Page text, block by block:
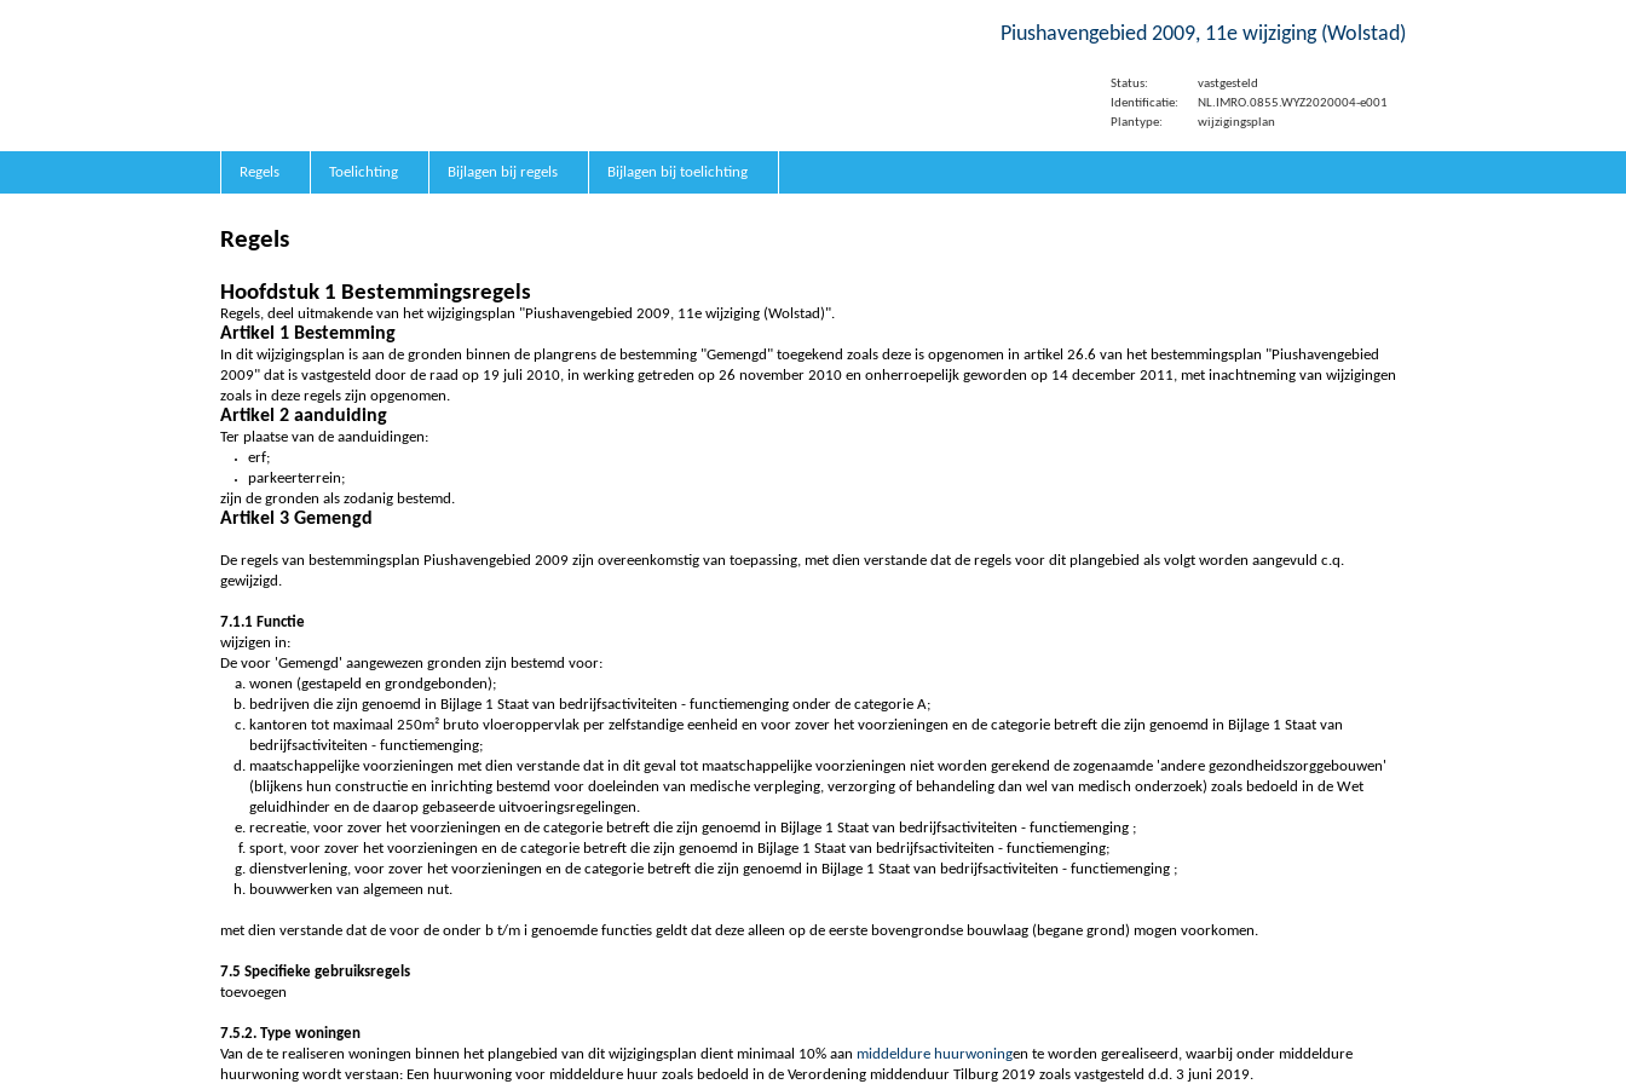
Piushavengebied 2009, 11e wijziging (Wolstad)
Status:
vastgesteld
Identificatie:
NL.IMRO.0855.WYZ2020004-e001
Plantype:
wijzigingsplan
Regels Toelichting Bijlagen bij regels Bijlagen bij toelichting
Regels
Hoofdstuk 1 Bestemmingsregels
Regels, deel uitmakende van het wijzigingsplan "Piushavengebied 2009, 11e wijziging (Wolstad)".
Artikel 1 Bestemming
In dit wijzigingsplan is aan de gronden binnen de plangrens de bestemming "Gemengd" toegekend zoals deze is opgenomen in artikel 26.6 van het bestemmingsplan "Piushavengebied
2009" dat is vastgesteld door de raad op 19 juli 2010, in werking getreden op 26 november 2010 en onherroepelijk geworden op 14 december 2011, met inachtneming van wijzigingen
zoals in deze regels zijn opgenomen.
Artikel 2 aanduiding
Ter plaatse van de aanduidingen:
erf;
parkeerterrein;
zijn de gronden als zodanig bestemd.
Artikel 3 Gemengd
De regels van bestemmingsplan Piushavengebied 2009 zijn overeenkomstig van toepassing, met dien verstande dat de regels voor dit plangebied als volgt worden aangevuld c.q.
gewijzigd.
7.1.1 Functie
wijzigen in:
De voor 'Gemengd' aangewezen gronden zijn bestemd voor:
wonen (gestapeld en grondgebonden);
bedrijven die zijn genoemd in Bijlage 1 Staat van bedrijfsactiviteiten - functiemenging onder de categorie A;
kantoren tot maximaal 250m² bruto vloeroppervlak per zelfstandige eenheid en voor zover het voorzieningen en de categorie betreft die zijn genoemd in Bijlage 1 Staat van
bedrijfsactiviteiten - functiemenging;
maatschappelijke voorzieningen met dien verstande dat in dit geval tot maatschappelijke voorzieningen niet worden gerekend de zogenaamde 'andere gezondheidszorggebouwen'
(blijkens hun constructie en inrichting bestemd voor doeleinden van medische verpleging, verzorging of behandeling dan wel van medisch onderzoek) zoals bedoeld in de Wet
geluidhinder en de daarop gebaseerde uitvoeringsregelingen.
recreatie, voor zover het voorzieningen en de categorie betreft die zijn genoemd in Bijlage 1 Staat van bedrijfsactiviteiten - functiemenging ;
sport, voor zover het voorzieningen en de categorie betreft die zijn genoemd in Bijlage 1 Staat van bedrijfsactiviteiten - functiemenging;
dienstverlening, voor zover het voorzieningen en de categorie betreft die zijn genoemd in Bijlage 1 Staat van bedrijfsactiviteiten - functiemenging ;
bouwwerken van algemeen nut.
met dien verstande dat de voor de onder b t/m i genoemde functies geldt dat deze alleen op de eerste bovengrondse bouwlaag (begane grond) mogen voorkomen.
7.5 Specifieke gebruiksregels
toevoegen
7.5.2. Type woningen
Van de te realiseren woningen binnen het plangebied van dit wijzigingsplan dient minimaal 10% aan middeldure huurwoningen te worden gerealiseerd, waarbij onder middeldure
huurwoning wordt verstaan: Een huurwoning voor middeldure huur zoals bedoeld in de Verordening middenduur Tilburg 2019 zoals vastgesteld d.d. 3 juni 2019.